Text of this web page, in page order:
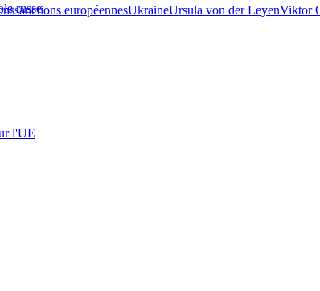
russe
sanctions européennesUkraineUrsula von der LeyenViktor
l'UE